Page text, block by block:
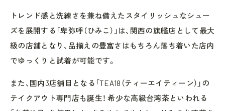
トレンド感と洗練さを兼ね備えたスタイリッシュなシュー
ズを展開する「卑弥呼（ひみこ）」は、関西の旗艦店として最大
級の店舗となり、品揃えの豊富さはもちろん落ち着いた店内
でゆっくりと試着が可能です。
また、国内3店舗目となる「TEA18（ティーエイティーン）」の
テイクアウト専門店も誕生！ 希少な高級台湾茶といわれる